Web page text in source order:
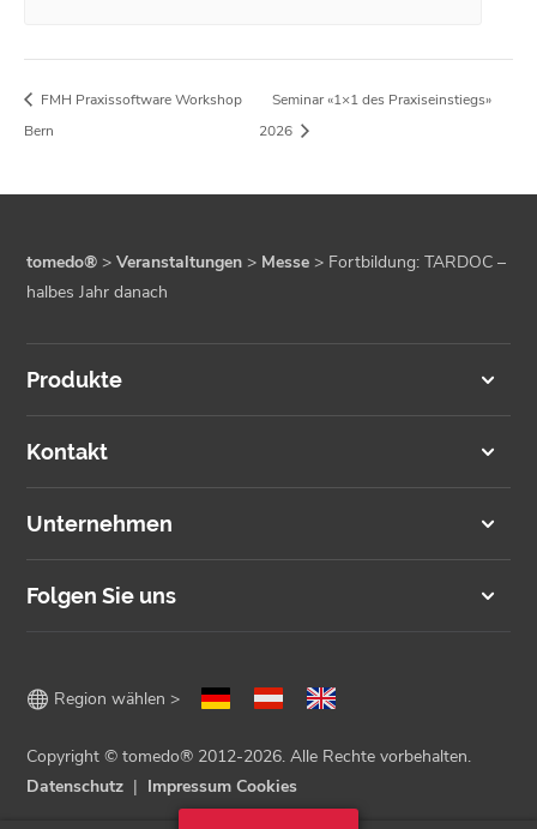
FMH Praxissoftware Workshop
Bern
Seminar «1×1 des Praxiseinstiegs»
2026
tomedo® >Veranstaltungen > Messe > Fortbildung: TARDOC –
halbes Jahr danach
Produkte
Kontakt
Unternehmen
Folgen Sie uns
 Region wählen >
Copyright © tomedo® 2012-2026. Alle Rechte vorbehalten.
Datenschutz
Impressum Cookies